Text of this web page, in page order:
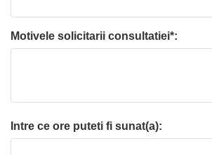
Motivele solicitarii consultatiei*:
Intre ce ore puteti fi sunat(a):